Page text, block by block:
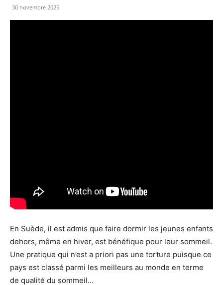
30 novembre 2025
En Suède, il est admis que faire dormir les jeunes enfants
dehors, même en hiver, est bénéfique pour leur sommeil.
Une pratique qui n’est a priori pas une torture puisque ce
pays est classé parmi les meilleurs au monde en terme
de qualité du sommeil…